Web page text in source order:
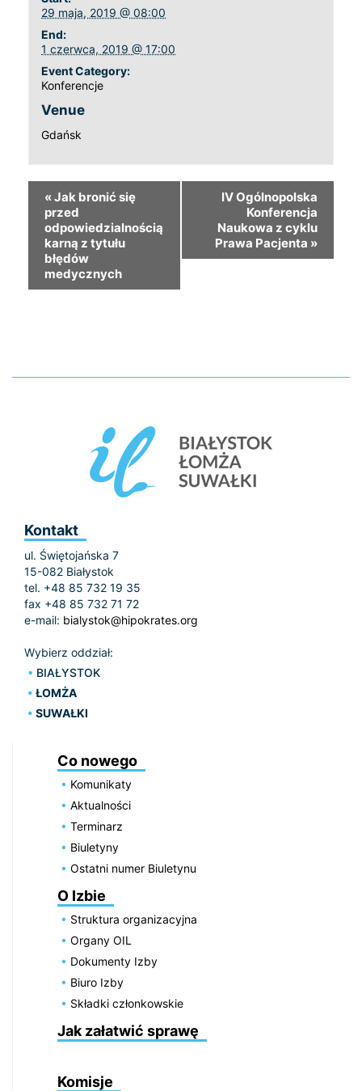
29 maja, 2019 @ 08:00
End:
1 czerwca, 2019 @ 17:00
Event Category:
Konferencje
Venue
Gdańsk
«Jak bronić się
przed
odpowiedzialnością
karną z tytułu
błędów
medycznych
IV Ogólnopolska
Konferencja
Naukowa z cyklu
Prawa Pacjenta »
Kontakt
ul. Świętojańska 7
15-082 Białystok
tel. +48 85 732 19 35
fax +48 85 732 71 72
e-mail: bialystok@hipokrates.org
Wybierz oddział:
BIAŁYSTOK
ŁOMŻA
SUWAŁKI
Co nowego
Komunikaty
Aktualności
Terminarz
Biuletyny
Ostatni numer Biuletynu
O Izbie
Struktura organizacyjna
Organy OIL
Dokumenty Izby
Biuro Izby
Składki członkowskie
Jak załatwić sprawę
Komisje